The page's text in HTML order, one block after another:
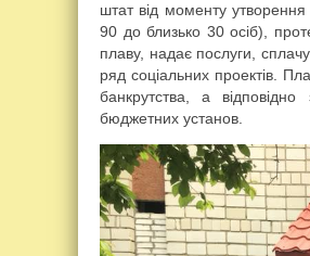
штат від моменту
90 до близько 30 осіб),
плаву, надає послуги,
ряд соціальних проектів.
банкрутства, а відповідно
бюджетних установ.